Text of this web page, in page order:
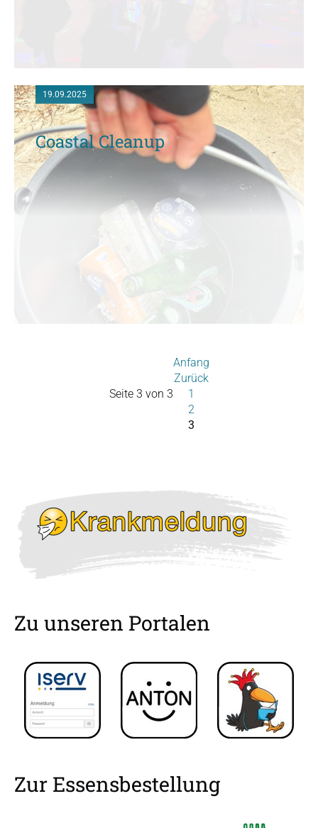
19.09.2025
Coastal Cleanup
Seite 3 von 3
Anfang
Zurück
1
2
3
Zu unseren Portalen
Zur Essensbestellung